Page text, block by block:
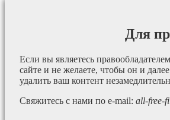
Для
Если вы являетесь
сайте и не желаете, чтобы он и
удалить ваш контент
Свяжитесь с нами по e-mail: all-free-